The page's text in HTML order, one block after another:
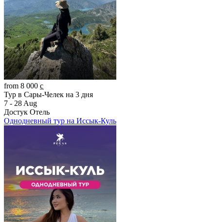
from 8 000 c̲
Тур в Сары-Челек на 3 дня
7 - 28 Aug
Достук Отель
Однодневный тур на Иссык-Куль